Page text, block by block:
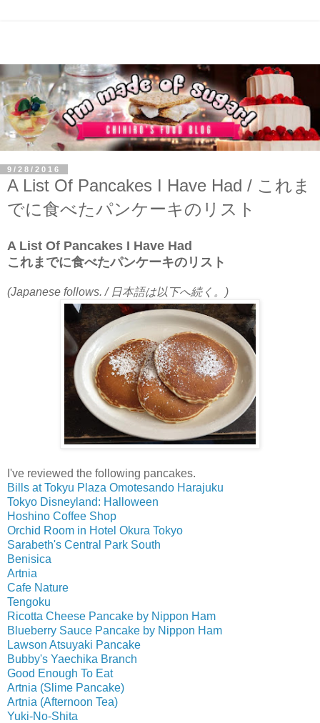
9/28/2016
A List Of Pancakes I Have Had / これま
でに食べたパンケーキのリスト
A List Of Pancakes I Have Had
これまでに食べたパンケーキのリスト
(Japanese follows. / 日本語は以下へ続く。)
I've reviewed the following pancakes.
Bills at Tokyu Plaza Omotesando Harajuku
Tokyo Disneyland: Halloween
Hoshino Coffee Shop
Orchid Room in Hotel Okura Tokyo
Sarabeth's Central Park South
Benisica
Artnia
Cafe Nature
Tengoku
Ricotta Cheese Pancake by Nippon Ham
Blueberry Sauce Pancake by Nippon Ham
Lawson Atsuyaki Pancake
Bubby's Yaechika Branch
Good Enough To Eat
Artnia (Slime Pancake)
Artnia (Afternoon Tea)
Yuki-No-Shita